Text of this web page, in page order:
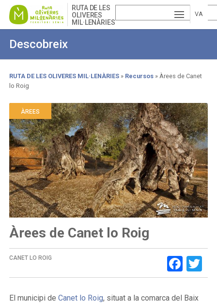
Skip
main
RUTA DE LES
OLIVERES
MIL·LENÀRIES
VA
Descobreix
Breadcrumb
RUTA DE LES OLIVERES MIL·LENÀRIES Recursos
Àrees de Canet
lo Roig
ÀREES
Àrees de Canet lo Roig
CANET LO ROIG
El municipi deCanet lo Roig, situat a la comarca del Baix